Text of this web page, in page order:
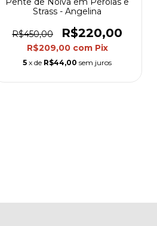
Strass - Angelina
R$450,00 R$220,00
R$209,00 com Pix
5 x de R$44,00 sem juros